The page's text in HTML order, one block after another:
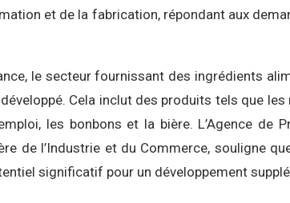
et de la fabrication, répondant aux
le secteur fournissant des ingrédients
Cela inclut des produits tels que
les bonbons et la bière. L’Agence de
de l’Industrie et du Commerce, souligne
significatif pour un développement